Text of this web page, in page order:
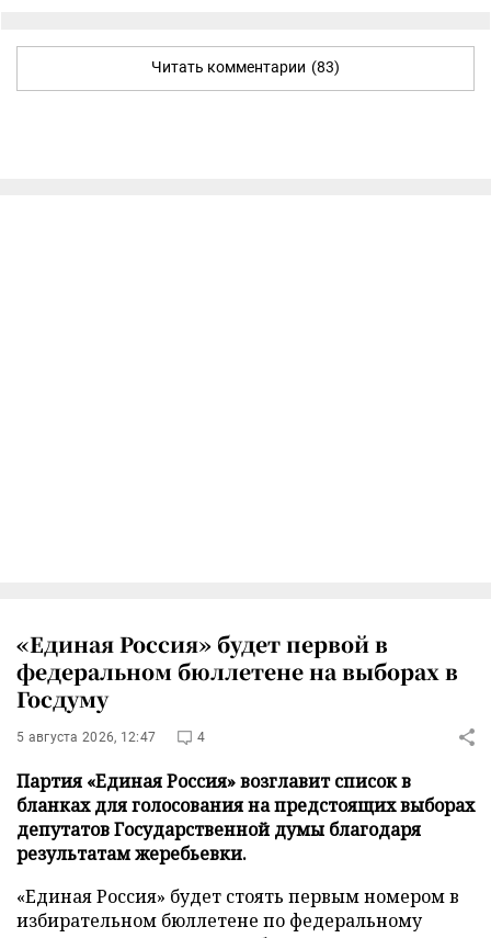
Читать комментарии (83)
«Единая Россия» будет первой в
федеральном бюллетене на выборах в
Госдуму
5 августа 2026, 12:47 4
Партия «Единая Россия» возглавит список в
бланках для голосования на предстоящих выборах
депутатов Государственной думы благодаря
результатам жеребьевки.
«Единая Россия» будет стоять первым номером в
избирательном бюллетене по федеральному